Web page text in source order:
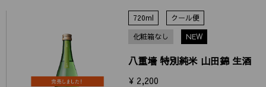
720ml
クール便
化粧箱なし
NEW
八重墻 特別純米 山田錦 生酒
¥ 2,200